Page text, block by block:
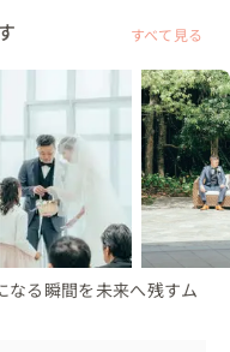
すべて見る
なる瞬間を未来へ残すム